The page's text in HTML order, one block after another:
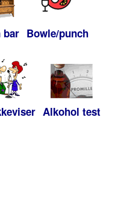
bar Bowle/punch
Alkohol test